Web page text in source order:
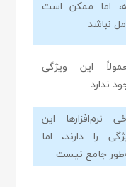
اما ممکن است
نباشد
این ویژگی
ندارد
نرم‌افزارها این
را دارند، اما
جامع نیست